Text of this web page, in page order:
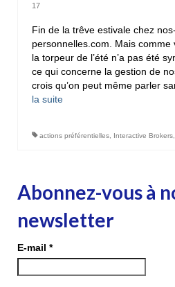
17
Fin de la trêve estivale chez
personnelles.com. Mais comme
la torpeur de l’été n’a pas été
ce qui concerne la gestion de
crois qu’on peut même parler
la suite­­
actions préférentielles Interactive Brokers
Abonnez-vous à
newsletter
E-mail *